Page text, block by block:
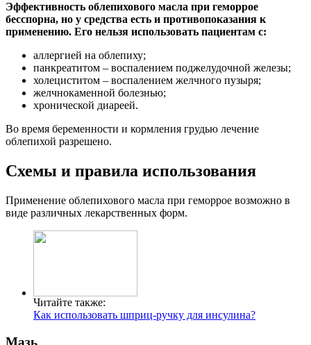
Эффективность облепихового масла при геморрое
бесспорна, но у средства есть и противопоказания к
применению. Его нельзя использовать пациентам с:
аллергией на облепиху;
панкреатитом – воспалением поджелудочной железы;
холециститом – воспалением желчного пузыря;
желчнокаменной болезнью;
хронической диареей.
Во время беременности и кормления грудью лечение
облепихой разрешено.
Схемы и правила использования
Применение облепихового масла при геморрое возможно в
виде различных лекарственных форм.
Читайте также:
Как использовать шприц-ручку для инсулина?
Мазь